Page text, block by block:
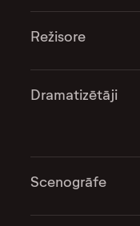
Režisore
Dramatizētāji
Scenogrāfe